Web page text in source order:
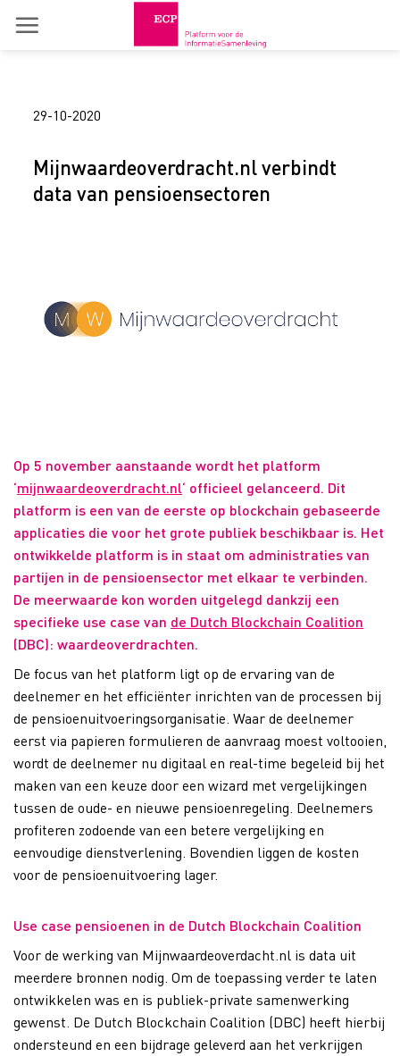
29-10-2020
Mijnwaardeoverdracht.nl verbindt
data van pensioensectoren
Op 5 november aanstaande wordt het platform
‘mijnwaardeoverdracht.nl‘ officieel gelanceerd. Dit
platform is een van de eerste op blockchain gebaseerde
applicaties die voor het grote publiek beschikbaar is. Het
ontwikkelde platform is in staat om administraties van
partijen in de pensioensector met elkaar te verbinden.
De meerwaarde kon worden uitgelegd dankzij een
specifieke use case van de Dutch Blockchain Coalition
(DBC): waardeoverdrachten.
De focus van het platform ligt op de ervaring van de
deelnemer en het efficiënter inrichten van de processen bij
de pensioenuitvoeringsorganisatie. Waar de deelnemer
eerst via papieren formulieren de aanvraag moest voltooien,
wordt de deelnemer nu digitaal en real-time begeleid bij het
maken van een keuze door een wizard met vergelijkingen
tussen de oude- en nieuwe pensioenregeling. Deelnemers
profiteren zodoende van een betere vergelijking en
eenvoudige dienstverlening. Bovendien liggen de kosten
voor de pensioenuitvoering lager.
Use case pensioenen in de Dutch Blockchain Coalition
Voor de werking van Mijnwaardeoverdacht.nl is data uit
meerdere bronnen nodig. Om de toepassing verder te laten
ontwikkelen was en is publiek-private samenwerking
gewenst. De Dutch Blockchain Coalition (DBC) heeft hierbij
ondersteund en een bijdrage geleverd aan het verkrijgen